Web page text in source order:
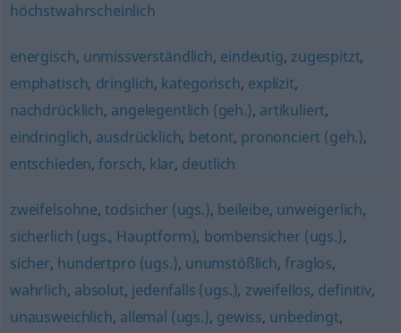
höchstwahrscheinlich
energisch, unmissverständlich, eindeutig, zugespitzt,
emphatisch, dringlich, kategorisch, explizit,
nachdrücklich, angelegentlich (geh.), artikuliert,
eindringlich, ausdrücklich, betont, prononciert (geh.),
entschieden,forsch, klar, deutlich
zweifelsohne,todsicher (ugs.), beileibe, unweigerlich,
sicherlich (ugs., Hauptform), bombensicher (ugs.),
sicher, hundertpro (ugs.), unumstößlich,fraglos,
wahrlich, absolut, jedenfalls (ugs.), zweifellos, definitiv,
unausweichlich, allemal (ugs.), gewiss, unbedingt,